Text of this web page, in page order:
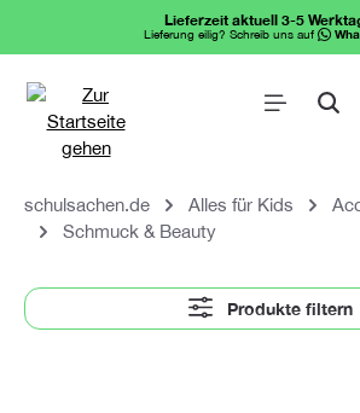
Lieferzeit aktuell 3-5
Lieferung eilig? Schreib uns auf
schulsachen.de Alles für Kids
Schmuck & Beauty
Produkte filtern